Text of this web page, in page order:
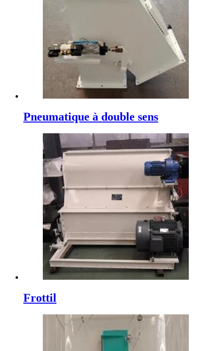
Pneumatique à double sens
Frottil